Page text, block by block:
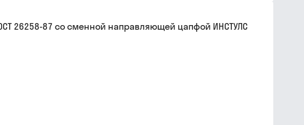
26258-87 со сменной направляющей цапфой ИНСТУЛС